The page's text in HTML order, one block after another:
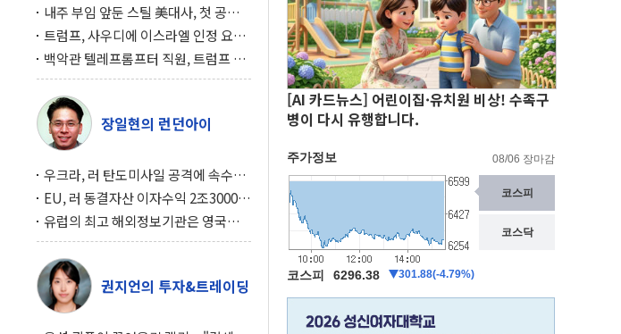
내주 부임 앞둔 스틸 美대사, 첫 공개
행사서 "한미동맹 강화 최우선 과제"
트럼프, 사우디에 이스라엘 인정 요
구…원자력 협정 서명 하루 만에 좌초
위기
백악관 텔레프롬프터 직원, 트럼프 연
설 미리 보고 베팅 시장서 10만달러 챙
겨
장일현의 런던아이
우크라, 러 탄도미사일 공격에 속수무
책… 패트리엇 미사일 지원, 작년의 3
분의 1
EU, 러 동결자산 이자수익 2조3000억
우크라 지원… 지금까지 5차례 13조
달해
유럽의 최고 해외정보기관은 영국의
MI6… 2위는 프랑스의 대외안보총국
권지언의 투자&트레이딩
[AI 카드뉴스] 어린이집·유치원 비상! 수족구
병이 다시 유행합니다.